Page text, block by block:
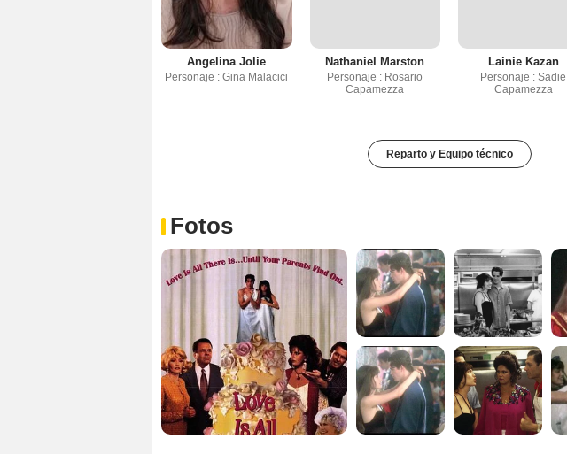
Angelina Jolie
Personaje : Gina Malacici
Nathaniel Marston
Personaje : Rosario
Capamezza
Lainie Kazan
Personaje : Sadie
Capamezza
Reparto y Equipo técnico
Fotos